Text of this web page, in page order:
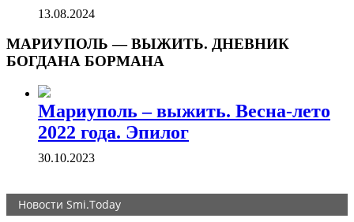
13.08.2024
МАРИУПОЛЬ — ВЫЖИТЬ. ДНЕВНИК
БОГДАНА БОРМАНА
Мариуполь – выжить. Весна-лето
2022 года. Эпилог
30.10.2023